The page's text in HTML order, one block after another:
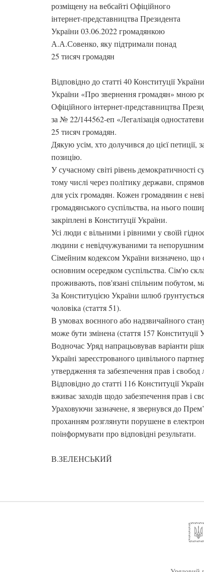
розміщену на вебсайті Офіційного
інтернет-представництва Президента
України 03.06.2022 громадянкою
А.А.Совенко, яку підтримали понад
25 тисяч громадян
Відповідно до статті 40 Конституції
України «Про звернення громадян» мною
Офіційного інтернет-представництва
за № 22/144562-еп «Легалізація
25 тисяч громадян.
Дякую усім, хто долучився до цієї петиції,
позицію.
У сучасному світі рівень демократичності
тому числі через політику держави,
для усіх громадян. Кожен громадянин є
громадянського суспільства, на нього
закріплені в Конституції України.
Усі люди є вільними і рівними у своїй
людини є невідчужуваними та
Сімейним кодексом України визначено, що
основним осередком суспільства. Сім'ю
проживають, пов'язані спільним побутом,
За Конституцією України шлюб ґрунтується
чоловіка (стаття 51).
В умовах воєнного або надзвичайного
може бути змінена (стаття 157 Конституції
Водночас Уряд напрацьовував варіанти
Україні зареєстрованого цивільного
утвердження та забезпечення прав і
Відповідно до статті 116 Конституції
вживає заходів щодо забезпечення прав і
Ураховуючи зазначене, я звернувся до
проханням розглянути порушене в
поінформувати про відповідні результати.
В.ЗЕЛЕНСЬКИЙ